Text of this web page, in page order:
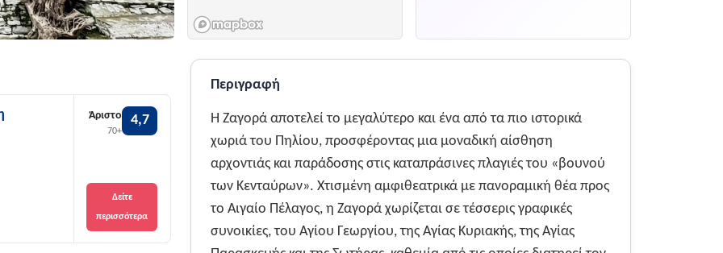
Άριστο
70+
4,7
Δείτε
περισσότερα
Περιγραφή
Η Ζαγορά αποτελεί το μεγαλύτερο και ένα από τα πιο ιστορικά
χωριά του Πηλίου, προσφέροντας μια μοναδική αίσθηση
αρχοντιάς και παράδοσης στις καταπράσινες πλαγιές του «βουνού
των Κενταύρων». Χτισμένη αμφιθεατρικά με πανοραμική θέα προς
το Αιγαίο Πέλαγος, η Ζαγορά χωρίζεται σε τέσσερις γραφικές
συνοικίες, του Αγίου Γεωργίου, της Αγίας Κυριακής, της Αγίας